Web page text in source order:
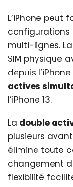
L’iPhone peut
configurations
multi-lignes.
SIM physique
depuis
actives
l’iPhone 13.
La double
plusieurs
élimine toute
changement
flexibilité